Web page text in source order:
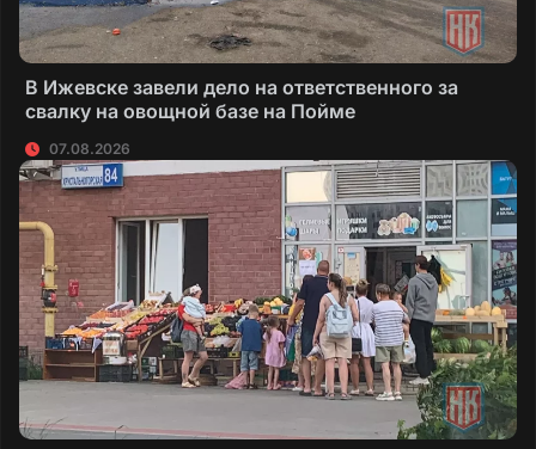
В Ижевске завели дело на ответственного за
свалку на овощной базе на Пойме
07.08.2026